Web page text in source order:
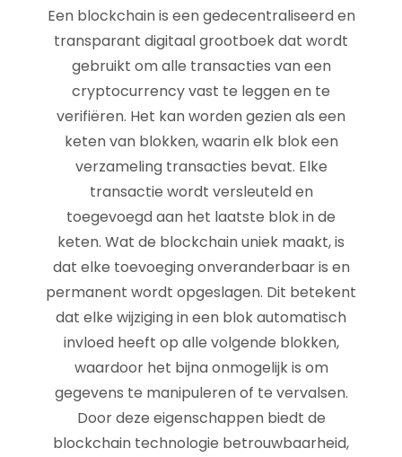
Een blockchain is een gedecentraliseerd en
transparant digitaal grootboek dat wordt
gebruikt om alle transacties van een
cryptocurrency vast te leggen en te
verifiëren. Het kan worden gezien als een
keten van blokken, waarin elk blok een
verzameling transacties bevat. Elke
transactie wordt versleuteld en
toegevoegd aan het laatste blok in de
keten. Wat de blockchain uniek maakt, is
dat elke toevoeging onveranderbaar is en
permanent wordt opgeslagen. Dit betekent
dat elke wijziging in een blok automatisch
invloed heeft op alle volgende blokken,
waardoor het bijna onmogelijk is om
gegevens te manipuleren of te vervalsen.
Door deze eigenschappen biedt de
blockchain technologie betrouwbaarheid,